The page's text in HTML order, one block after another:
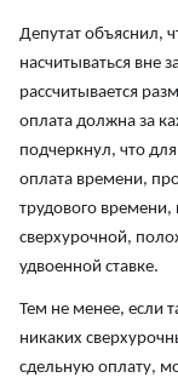
Депутат объяснил,
насчитываться вне
рассчитывается
оплата должна за
подчеркнул, что
оплата времени,
трудового времени,
сверхурочной,
удвоенной ставке.
Тем не менее, если
никаких
сдельную оплату,